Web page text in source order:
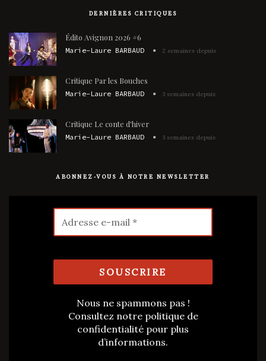
DERNIÈRES CRITIQUES
Édito Avignon 2026 #6
Marie-Laure BARBAUD 2 semaines depuis
Critique Par les Bouches
Marie-Laure BARBAUD 3 semaines depuis
Critique Le conte d'hiver
Marie-Laure BARBAUD 3 semaines depuis
ABONNEZ-VOUS À NOTRE NEWSLETTER
Nous ne spammons pas !
Consultez notre politique de
confidentialité pour plus
d’informations.